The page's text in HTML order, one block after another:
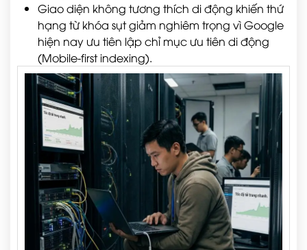
Giao diện không tương thích di động khiến thứ
hạng từ khóa sụt giảm nghiêm trọng vì Google
hiện nay ưu tiên lập chỉ mục ưu tiên di động
(Mobile-first indexing).